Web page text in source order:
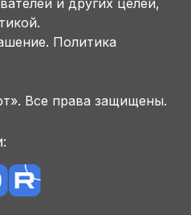
и других целей,
Политика
Все права защищены.